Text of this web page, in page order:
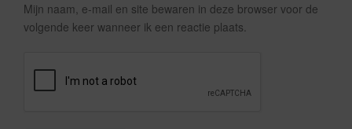
Mijn naam, e-mail en site bewaren in deze browser voor de
volgende keer wanneer ik een reactie plaats.